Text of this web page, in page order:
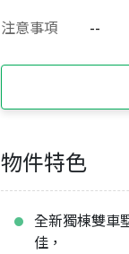
注意事項
--
物件特色
全新獨棟雙車
佳，